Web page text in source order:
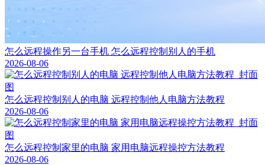
怎么远程操作另一台手机 怎么远程控制别人的手机
2026-08-06
怎么远程控制别人的电脑 远程控制他人电脑方法教程
2026-08-06
怎么远程控制家里的电脑 家用电脑远程操控方法教程
2026-08-06